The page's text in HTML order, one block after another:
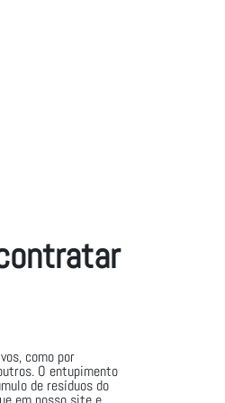
como por
O entupimento
de resíduos do